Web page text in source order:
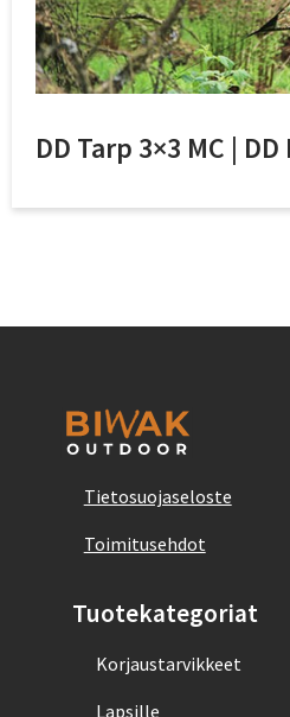
DD Tarp 3×3 MC |
Tietosuojaseloste
Toimitusehdot
Tuotekategoriat
Korjaustarvikkeet
Lapsille